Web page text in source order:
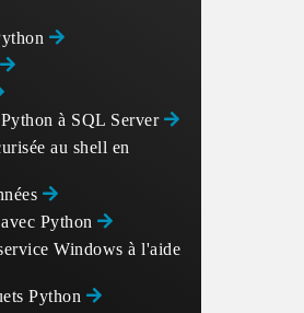
à SQL Server
au shell en
Python
Windows à l'aide
Python